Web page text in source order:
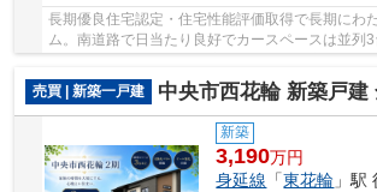
長期優良住宅認定・住宅性能評価取得で長期にわ
ム。南道路で日当たり良好でカースペースは並列
売買 | 新築一戸建
中央市西花輪 新築戸建 全2棟 2号棟 車3台
新築
3,190万円
身延線 「東花輪 」駅